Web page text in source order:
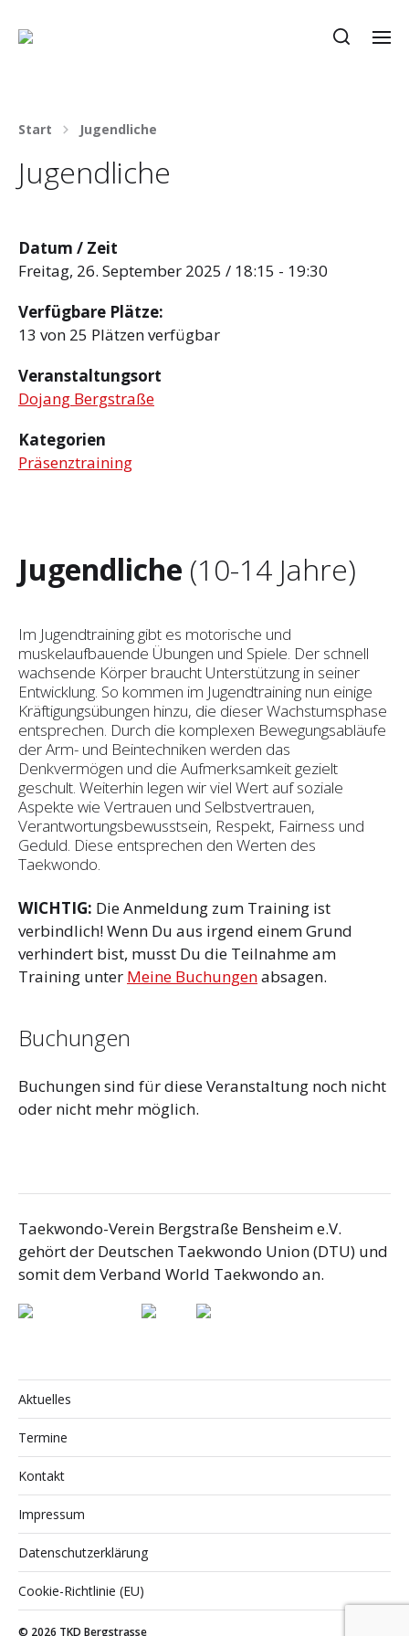
Start Jugendliche
Jugendliche
Datum / Zeit
Freitag, 26. September 2025 / 18:15 - 19:30
Verfügbare Plätze:
13 von 25 Plätzen verfügbar
Veranstaltungsort
Dojang Bergstraße
Kategorien
Präsenztraining
Jugendliche (10-14 Jahre)
Im Jugendtraining gibt es motorische und
muskelaufbauende Übungen und Spiele. Der schnell
wachsende Körper braucht Unterstützung in seiner
Entwicklung. So kommen im Jugendtraining nun einige
Kräftigungsübungen hinzu, die dieser Wachstumsphase
entsprechen. Durch die komplexen Bewegungsabläufe
der Arm- und Beintechniken werden das
Denkvermögen und die Aufmerksamkeit gezielt
geschult. Weiterhin legen wir viel Wert auf soziale
Aspekte wie Vertrauen und Selbst­vertrauen,
Verantwortungsbewusstsein, Respekt, Fairness und
Geduld. Diese entsprechen den Werten des
Taekwondo.
WICHTIG: Die Anmeldung zum Training ist
verbindlich! Wenn Du aus irgend einem Grund
verhindert bist, musst Du die Teilnahme am
Training unter Meine Buchungenabsagen.
Buchungen
Buchungen sind für diese Veranstaltung noch nicht
oder nicht mehr möglich.
Taekwondo-Verein Bergstraße Bensheim e.V.
gehört der Deutschen Taekwondo Union (DTU) und
somit dem Verband World Taekwondo an.
Aktuelles
Termine
Kontakt
Impressum
Datenschutzerklärung
Cookie-Richtlinie (EU)
© 2026 TKD Bergstrasse